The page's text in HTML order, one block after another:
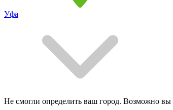
Уфа
Не смогли определить ваш город. Возможно вы